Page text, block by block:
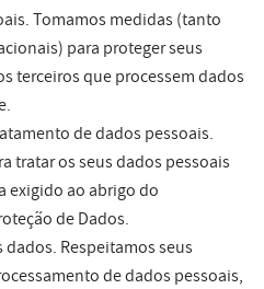
Tomamos medidas (tanto
para proteger seus
terceiros que processem dados
de dados pessoais.
tratar os seus dados pessoais
exigido ao abrigo do
de Dados.
Respeitamos seus
de dados pessoais,